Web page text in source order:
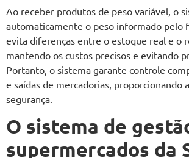
Ao receber produtos de peso variável, o
automaticamente o peso informado pelo
evita diferenças entre o estoque real e o
mantendo os custos precisos e evitando
Portanto, o sistema garante controle
e saídas de mercadorias, proporcionando
segurança.
O sistema de
supermercados da